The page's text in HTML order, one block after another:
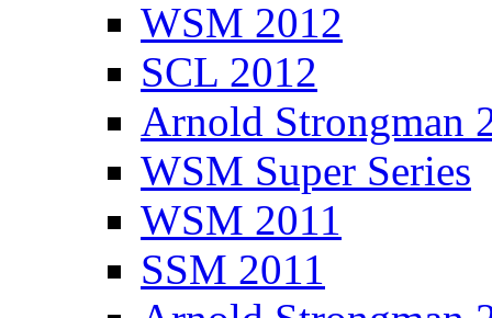
WSM 2012
SCL 2012
Arnold Strongman
WSM Super Series
WSM 2011
SSM 2011